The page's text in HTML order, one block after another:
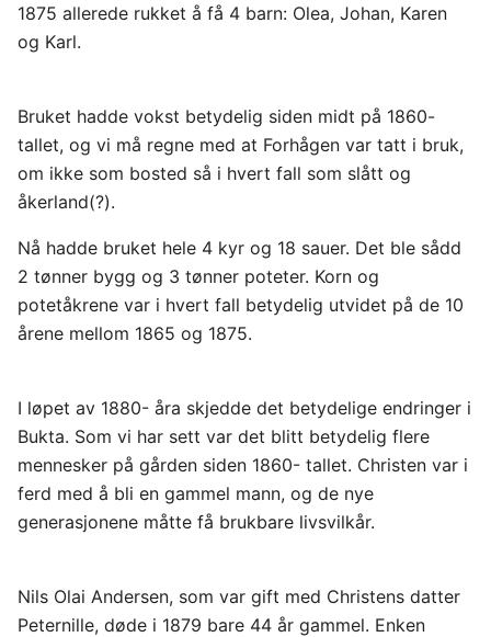
1875 allerede rukket å få 4 barn: Olea, Johan, Karen
og Karl.
Bruket hadde vokst betydelig siden midt på 1860-
tallet, og vi må regne med at Forhågen var tatt i bruk,
om ikke som bosted så i hvert fall som slått og
åkerland(?).
Nå hadde bruket hele 4 kyr og 18 sauer. Det ble sådd
2 tønner bygg og 3 tønner poteter. Korn og
potetåkrene var i hvert fall betydelig utvidet på de 10
årene mellom 1865 og 1875.
I løpet av 1880- åra skjedde det betydelige endringer i
Bukta. Som vi har sett var det blitt betydelig flere
mennesker på gården siden 1860- tallet. Christen var i
ferd med å bli en gammel mann, og de nye
generasjonene måtte få brukbare livsvilkår.
Nils Olai Andersen, som var gift med Christens datter
Peternille, døde i 1879 bare 44 år gammel. Enken